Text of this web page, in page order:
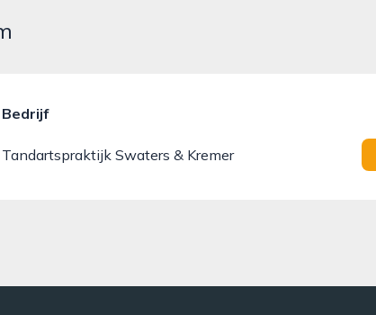
Bedrijf
Tandartspraktijk Swaters & Kremer